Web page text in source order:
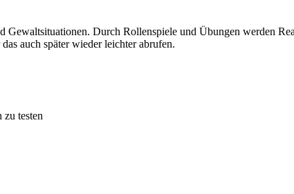
Durch Rollenspiele und Übungen werden
auch später wieder leichter abrufen.
testen